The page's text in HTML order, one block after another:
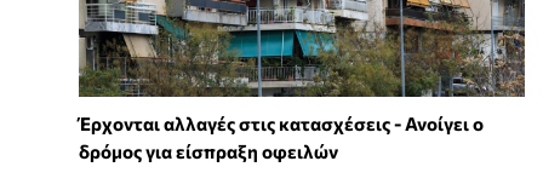
Έρχονται αλλαγές στις κατασχέσεις - Ανοίγει ο
δρόμος για είσπραξη οφειλών